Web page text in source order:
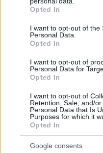
grant or deny consent to
use your data for below
consent section.
Opted In
I want to opt-out of the
Personal Data.
Opted In
I want to opt-out of
Personal Data for
Opted In
I want to opt-out of
Retention, Sale, and/
Personal Data that Is
Purposes for which it
Opted In
Google consents
την Αλγερινή intersex
Κηδεία πρίγκιπα
έδωσαν το παρών
Grèce - Στο Τατόι
Ακολουθήστε το
και μάθετε πρώτοι όλες
Δείτε όλες τις τελευταίες